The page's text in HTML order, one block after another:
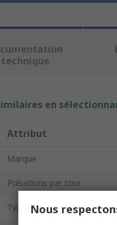
technique
en
Attribut
Marque
Pulsations par tour
Type de produit
Nous